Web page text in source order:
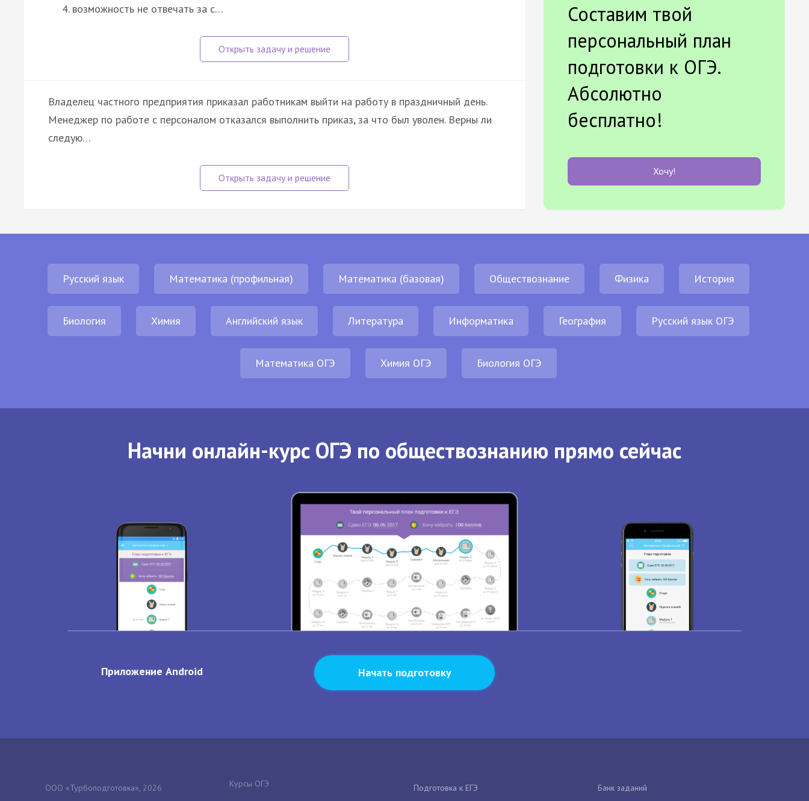
возможность не отвечать за с…
Владелец частного предприятия приказал работникам выйти на работу в праздничный день.
Менеджер по работе с персоналом отказался выполнить приказ, за что был уволен. Верны ли
следую…
Составим твой
персональный план
подготовки к ОГЭ.
Абсолютно
бесплатно!
Хочу!
Русский язык Математика (профильная) Математика (базовая) Обществознание Физика История
Биология Химия Английский язык Литература Информатика География Русский язык ОГЭ
Математика ОГЭ Химия ОГЭ Биология ОГЭ
Начни онлайн-курс ОГЭ по обществознанию прямо сейчас
Приложение Android Начать подготовку
ООО «Турбоподготовка», 2026 Курсы ОГЭ Подготовка к ЕГЭ Банк заданий